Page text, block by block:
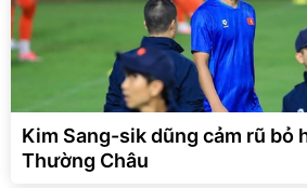
Kim Sang-sik dũng cảm rũ bỏ
Thường Châu